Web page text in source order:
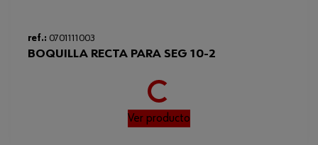
ref.: 0701111003
BOQUILLA RECTA PARA SEG 10-2
Loading...
Ver producto